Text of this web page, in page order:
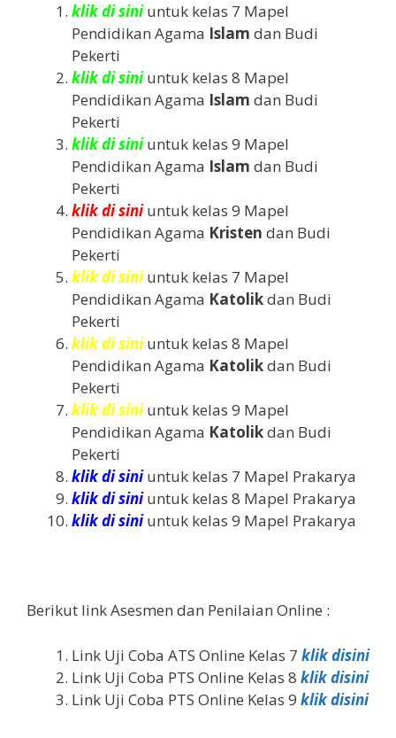
klik di sini untuk kelas 7 Mapel
Pendidikan Agama Islam dan Budi
Pekerti
klik di siniuntuk kelas 8 Mapel
Pendidikan Agama Islam dan Budi
Pekerti
klik di siniuntuk kelas 9 Mapel
Pendidikan Agama Islam dan Budi
Pekerti
klik di siniuntuk kelas 9 Mapel
Pendidikan Agama Kristen dan Budi
Pekerti
klik di siniuntuk kelas 7 Mapel
Pendidikan Agama Katolikdan Budi
Pekerti
klik di siniuntuk kelas 8 Mapel
Pendidikan Agama Katolikdan Budi
Pekerti
klik di siniuntuk kelas 9 Mapel
Pendidikan Agama Katolikdan Budi
Pekerti
klik di siniuntuk kelas 7 Mapel Prakarya
klik di siniuntuk kelas 8 Mapel Prakarya
klik di siniuntuk kelas 9 Mapel Prakarya
Berikut link Asesmen dan Penilaian Online :
Link Uji Coba ATS Online Kelas 7 klik disini
Link Uji Coba PTS Online Kelas 8 klik disini
Link Uji Coba PTS Online Kelas 9 klik disini